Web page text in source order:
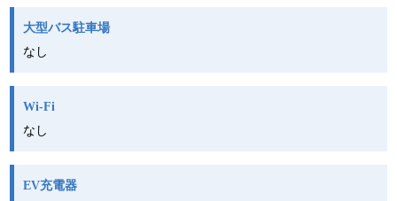
大型バス駐車場
なし
Wi-Fi
なし
EV充電器